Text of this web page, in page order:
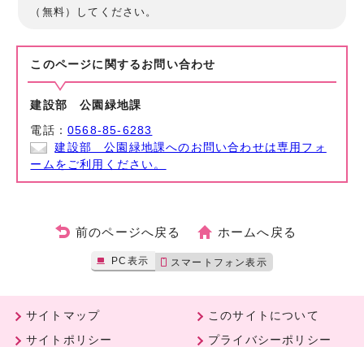
（無料）してください。
このページに関する お問い合わせ
建設部 公園緑地課
電話：0568-85-6283
建設部 公園緑地課へのお問い合わせは専用フォ
ームをご利用ください。
前のページへ戻る ホームへ戻る
PC表示 スマートフォン表示
サイトマップ
このサイトについて
サイトポリシー
プライバシーポリシー